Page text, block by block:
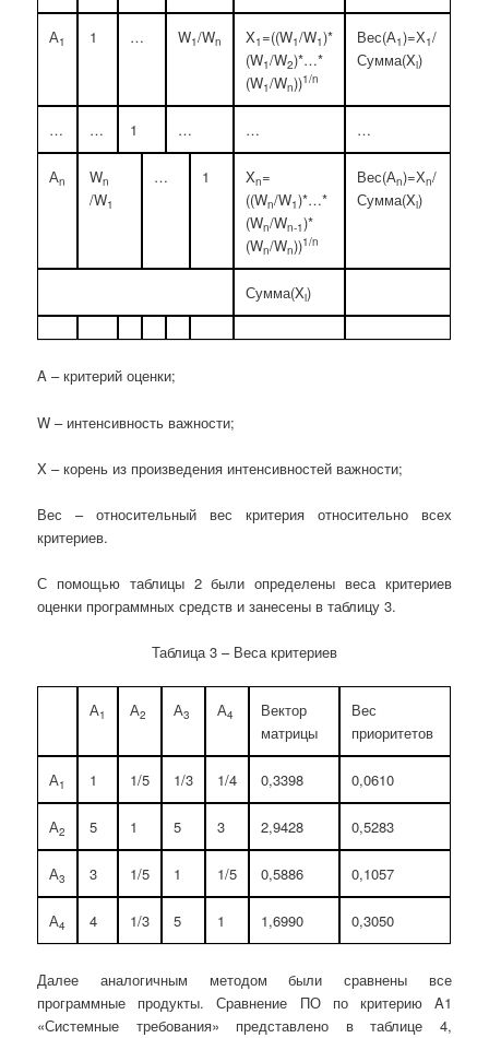
А1 1 … W1/Wn X1 =((W1/W1)*
(W1/W2)*…*
(W1/Wn))1/n
Вес(А1)=Х1/
Сумма(Xi)
… … 1 … … …
Аn Wn
/W1
… 1 Xn=
((Wn/W1)*…*
(Wn/Wn-1)*
(Wn/Wn))1/n
Вес(Аn)=Хn/
Сумма(Xi)
Сумма(Xi)
A – критерий оценки;
W – интенсивность важности;
X – корень из произведения интенсивностей важности;
Вес – относительный вес критерия относительно всех
критериев.
С помощью таблицы 2 были определены веса критериев
оценки программных средств и занесены в таблицу 3.
Таблица 3 – Веса критериев
А1 А2 А3 А4
Вектор
матрицы
Вес
приоритетов
А1 1 1/5 1/3 1/4 0,3398 0,0610
А2 5 1 5 3 2,9428 0,5283
А3 3 1/5 1 1/5 0,5886 0,1057
А4 4 1/3 5 1 1,6990 0,3050
Далее аналогичным методом были сравнены все
программные продукты. Сравнение ПО по критерию A1
«Системные требования» представлено в таблице 4,